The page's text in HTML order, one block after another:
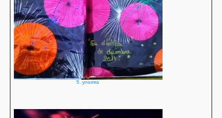
5. ynomra